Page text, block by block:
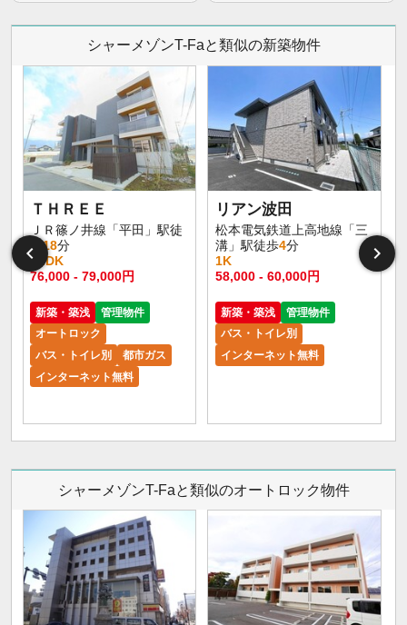
シャーメゾンT-Faと類似の新築物件
ＴＨＲＥＥ
ＪＲ篠ノ井線「平田」駅徒
歩18分
1LDK
76,000 - 79,000円
新築・築浅
管理物件
オートロック
バス・トイレ別
都市ガス
インターネット無料
リアン波田
松本電気鉄道上高地線「三
溝」駅徒歩4分
1K
58,000 - 60,000円
新築・築浅
管理物件
バス・トイレ別
インターネット無料
シャーメゾンT-Faと類似のオートロック物件